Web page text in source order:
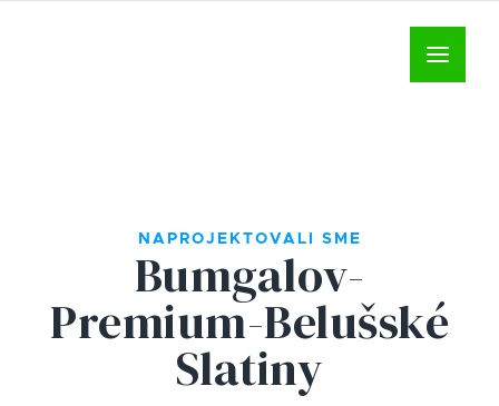
NAPROJEKTOVALI SME
Bumgalov-
Premium-Belušské
Slatiny